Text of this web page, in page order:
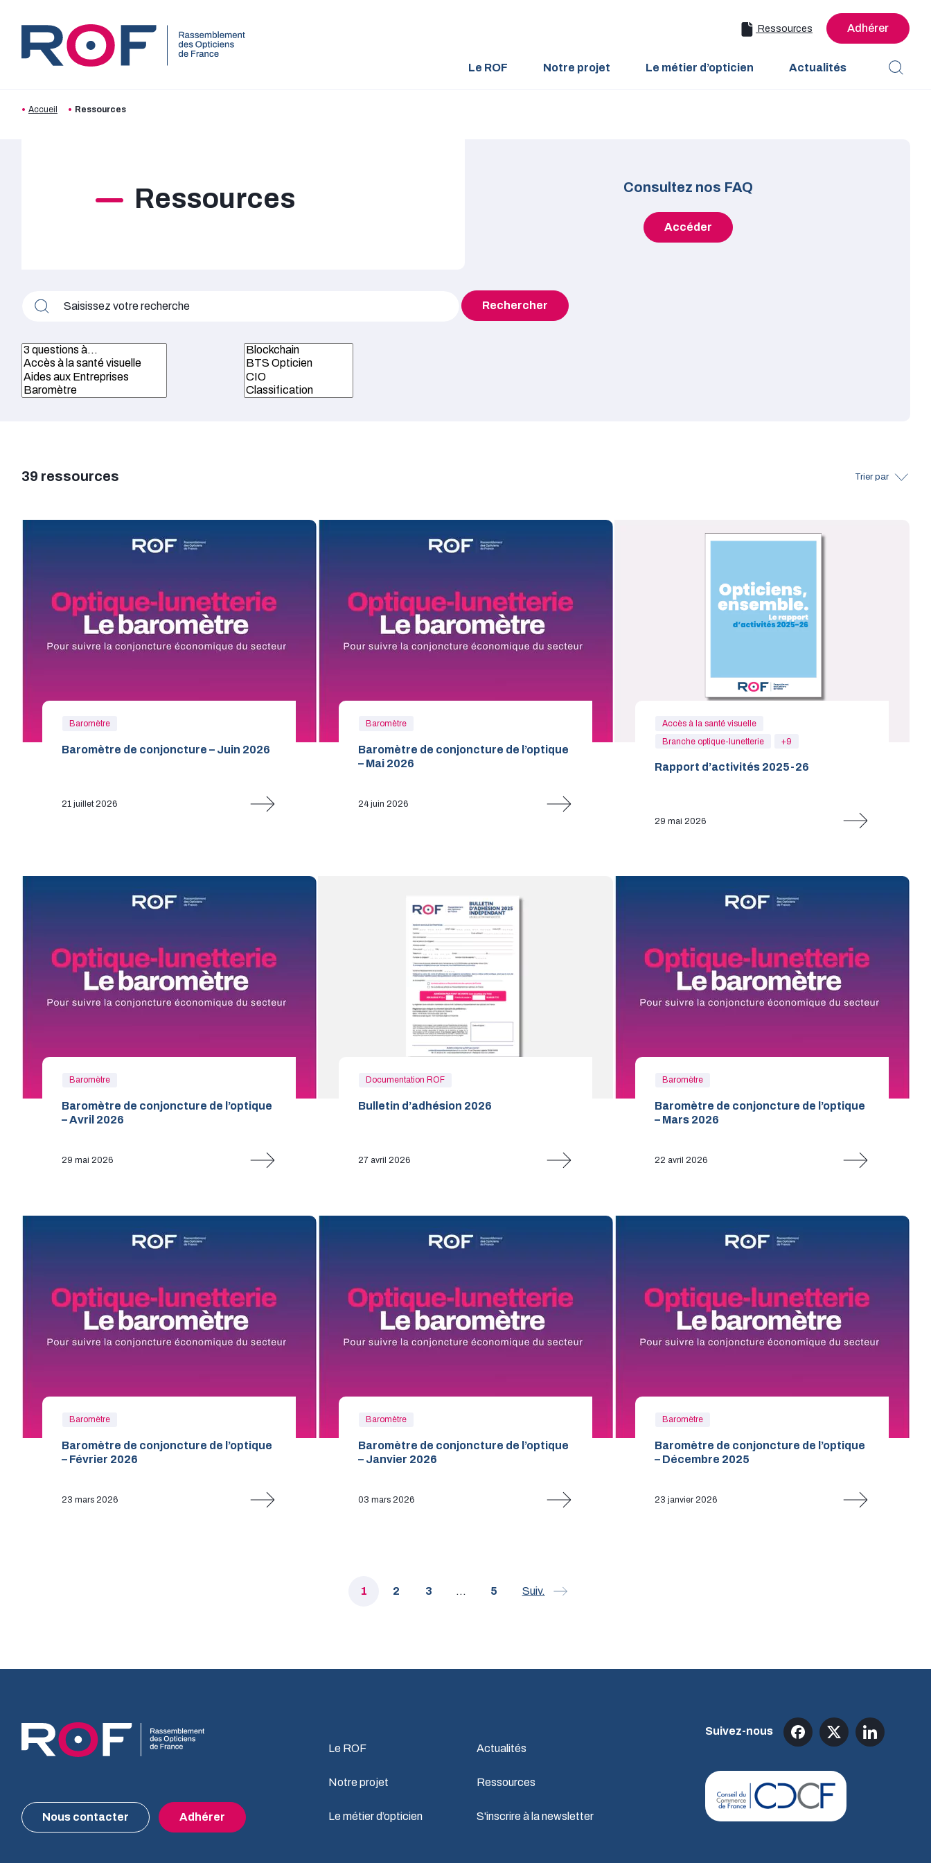
Ressources Adhérer
Le ROF Notre projet Le métier d’opticien Actualités
Accueil Ressources
Ressources Consultez nos FAQ
Accéder
Rechercher
39 ressources Trier par
Baromètre de conjoncture – Juin 2026
Baromètre
21 juillet 2026
Baromètre de conjoncture de l’optique
– Mai 2026
Baromètre
24 juin 2026
Rapport d’activités 2025-26
Accès à la santé visuelle
Branche optique-lunetterie
+9
29 mai 2026
Baromètre de conjoncture de l’optique
– Avril 2026
Baromètre
29 mai 2026
Bulletin d’adhésion 2026
Documentation ROF
27 avril 2026
Baromètre de conjoncture de l’optique
– Mars 2026
Baromètre
22 avril 2026
Baromètre de conjoncture de l’optique
– Février 2026
Baromètre
23 mars 2026
Baromètre de conjoncture de l’optique
– Janvier 2026
Baromètre
03 mars 2026
Baromètre de conjoncture de l’optique
– Décembre 2025
Baromètre
23 janvier 2026
1 2 3 … 5 Suiv.
Nous contacter Adhérer
Le ROF
Notre projet
Le métier d’opticien
Actualités
Ressources
S'inscrire à la newsletter
Suivez-nous